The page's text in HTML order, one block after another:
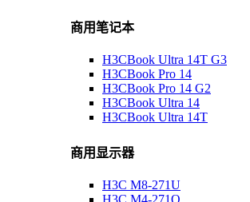
商用笔记本
H3CBook Ultra 14T G3
H3CBook Pro 14
H3CBook Pro 14 G2
H3CBook Ultra 14
H3CBook Ultra 14T
商用显示器
H3C M8-271U
H3C M4-271Q